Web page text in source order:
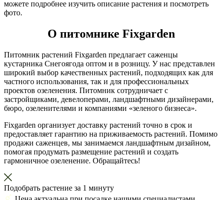
можете подробнее изучить описание растения и посмотреть
фото.
О питомнике Fixgarden
Питомник растений Fixgarden предлагает саженцы
кустарника Снегоягода оптом и в розницу. У нас представлен
широкий выбор качественных растений, подходящих как для
частного использования, так и для профессиональных
проектов озеленения. Питомник сотрудничает с
застройщиками, девелоперами, ландшафтными дизайнерами,
бюро, озеленителями и компаниями «зеленого бизнеса».
Fixgarden организует доставку растений точно в срок и
предоставляет гарантию на приживаемость растений. Помимо
продажи саженцев, мы занимаемся ландшафтным дизайном,
помогая продумать размещение растений и создать
гармоничное озеленение. Обращайтесь!
Подобрать растение за 1 минуту